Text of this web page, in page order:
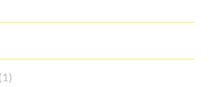
(1)